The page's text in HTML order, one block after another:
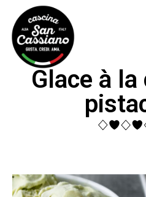
Glace à